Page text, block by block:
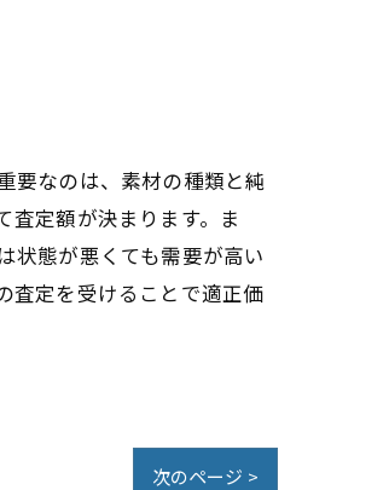
要なのは、素材の種類と純
定額が決まります。ま
状態が悪くても需要が高い
査定を受けることで適正価
次のページ >